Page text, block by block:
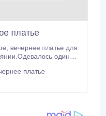
платье
вечернее платье для
один
платье